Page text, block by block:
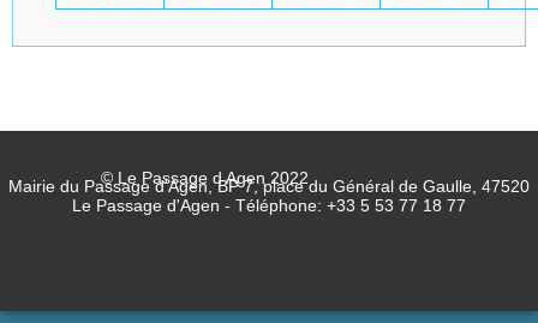
© Le Passage d Agen 2022
Mairie du Passage d'Agen, BP 7, place du Général de Gaulle, 47520
Le Passage d'Agen - Téléphone: +33 5 53 77 18 77